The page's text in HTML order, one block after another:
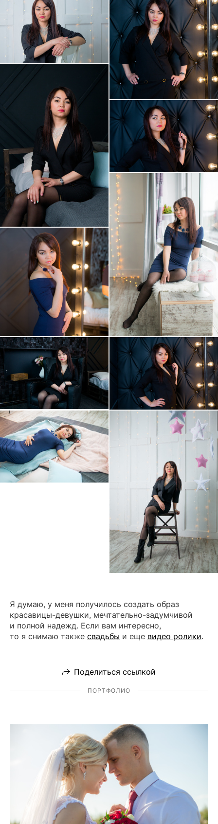
Я думаю, у меня получилось создать образ
красавицы-девушки, мечтательно-задумчивой
и полной надежд. Если вам интересно,
то я снимаю также свадьбы и еще видео ролики.
Поделиться ссылкой
ПОРТФОЛИО